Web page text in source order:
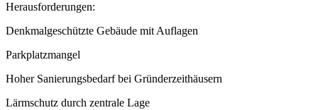
Herausforderungen:
Denkmalgeschützte Gebäude mit Auflagen
Parkplatzmangel
Hoher Sanierungsbedarf bei Gründerzeithäusern
Lärmschutz durch zentrale Lage